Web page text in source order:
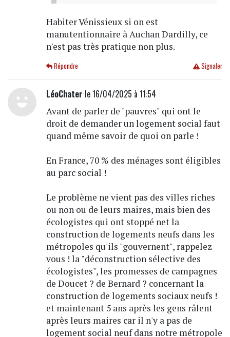
Habiter Vénissieux si on est
manutentionnaire à Auchan Dardilly, ce
n'est pas très pratique non plus.
Signaler
Répondre
LéoChater le 16/04/2025 à 11:54
Avant de parler de "pauvres" qui ont le
droit de demander un logement social faut
quand même savoir de quoi on parle !
En France, 70 % des ménages sont éligibles
au parc social !
Le problème ne vient pas des villes riches
ou non ou de leurs maires, mais bien des
écologistes qui ont stoppé net la
construction de logements neufs dans les
métropoles qu'ils "gouvernent", rappelez
vous ! la "déconstruction sélective des
écologistes", les promesses de campagnes
de Doucet ? de Bernard ? concernant la
construction de logements sociaux neufs !
et maintenant 5 ans après les gens râlent
après leurs maires car il n'y a pas de
logement social neuf dans notre métropole